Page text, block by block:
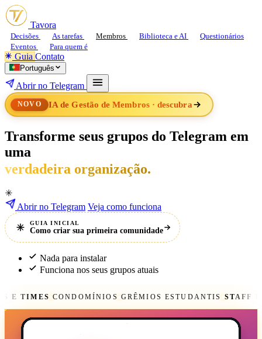
Tavora
Decisões As tarefas Membros Biblioteca e AI
Questionários
Eventos
Para quem é
Guia Contato
Português
Abrir no Telegram
NOVO IA de Gestão de Membros · descubra
Transforme seus grupos do Telegram em
uma
verdadeira organização.
Abrir no Telegram Veja como funciona
GUIA INICIAL
Como criar sua primeira comunidade
Nada para instalar
Funciona nos seus grupos atuais
CONDOMÍNIOS GRÊMIOS ESTUDANTIS STAFF DA